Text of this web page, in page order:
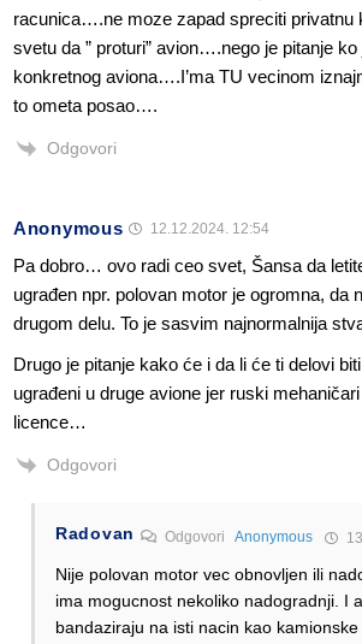
racunica….ne moze zapad spreciti privatnu
svetu da ” proturi” avion….nego je pitanje
konkretnog aviona….I’ma TU vecinom
to ometa posao….
Odgovori
Anonymous 12.12.2024. 12:54
Pa dobro… ovo radi ceo svet, Šansa da
ugrađen npr. polovan motor je ogromna, da
drugom delu. To je sasvim najnormalnija
Drugo je pitanje kako će i da li će ti delovi
ugrađeni u druge avione jer ruski
licence…
Odgovori
Radovan Odgovori Anonymous
Nije polovan motor vec obnovljen ili
ima mogucnost nekoliko nadogradnji. I
bandaziraju na isti nacin kao kamionske